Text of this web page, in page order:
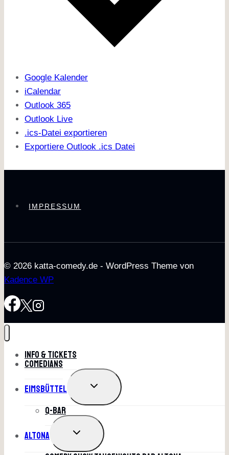
Google Kalender
iCalendar
Outlook 365
Outlook Live
.ics-Datei exportieren
Exportiere Outlook .ics Datei
IMPRESSUM
© 2026 katta-comedy.de - WordPress Theme von
Kadence WP
Info & Tickets
Comedians
Eimsbüttel UNTERMENÜ
UMSCHALTEN
Q-Bar
Altona UNTERMENÜ
UMSCHALTEN